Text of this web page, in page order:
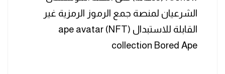
الشرعيان لمنصة جمع الرموز الرمزية غير
القابلة للاستبدال (NFT) ape avatar
collection Bored Ape